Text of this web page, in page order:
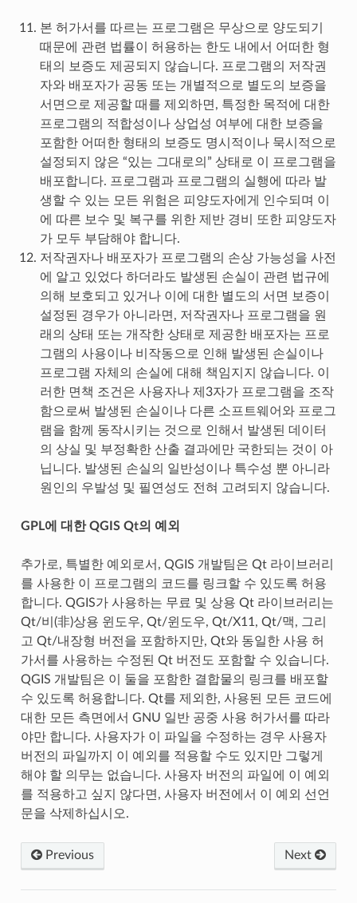
본 허가서를 따르는 프로그램은 무상으로 양도되기
때문에 관련 법률이 허용하는 한도 내에서 어떠한 형
태의 보증도 제공되지 않습니다. 프로그램의 저작권
자와 배포자가 공동 또는 개별적으로 별도의 보증을
서면으로 제공할 때를 제외하면, 특정한 목적에 대한
프로그램의 적합성이나 상업성 여부에 대한 보증을
포함한 어떠한 형태의 보증도 명시적이나 묵시적으로
설정되지 않은 “있는 그대로의” 상태로 이 프로그램을
배포합니다. 프로그램과 프로그램의 실행에 따라 발
생할 수 있는 모든 위험은 피양도자에게 인수되며 이
에 따른 보수 및 복구를 위한 제반 경비 또한 피양도자
가 모두 부담해야 합니다.
저작권자나 배포자가 프로그램의 손상 가능성을 사전
에 알고 있었다 하더라도 발생된 손실이 관련 법규에
의해 보호되고 있거나 이에 대한 별도의 서면 보증이
설정된 경우가 아니라면, 저작권자나 프로그램을 원
래의 상태 또는 개작한 상태로 제공한 배포자는 프로
그램의 사용이나 비작동으로 인해 발생된 손실이나
프로그램 자체의 손실에 대해 책임지지 않습니다. 이
러한 면책 조건은 사용자나 제3자가 프로그램을 조작
함으로써 발생된 손실이나 다른 소프트웨어와 프로그
램을 함께 동작시키는 것으로 인해서 발생된 데이터
의 상실 및 부정확한 산출 결과에만 국한되는 것이 아
닙니다. 발생된 손실의 일반성이나 특수성 뿐 아니라
원인의 우발성 및 필연성도 전혀 고려되지 않습니다.
GPL에 대한 QGIS Qt의 예외
추가로, 특별한 예외로서, QGIS 개발팀은 Qt 라이브러리
를 사용한 이 프로그램의 코드를 링크할 수 있도록 허용
합니다. QGIS가 사용하는 무료 및 상용 Qt 라이브러리는
Qt/비(非)상용 윈도우, Qt/윈도우, Qt/X11, Qt/맥, 그리
고 Qt/내장형 버전을 포함하지만, Qt와 동일한 사용 허
가서를 사용하는 수정된 Qt 버전도 포함할 수 있습니다.
QGIS 개발팀은 이 둘을 포함한 결합물의 링크를 배포할
수 있도록 허용합니다. Qt를 제외한, 사용된 모든 코드에
대한 모든 측면에서 GNU 일반 공중 사용 허가서를 따라
야만 합니다. 사용자가 이 파일을 수정하는 경우 사용자
버전의 파일까지 이 예외를 적용할 수도 있지만 그렇게
해야 할 의무는 없습니다. 사용자 버전의 파일에 이 예외
를 적용하고 싶지 않다면, 사용자 버전에서 이 예외 선언
문을 삭제하십시오.
Previous Next